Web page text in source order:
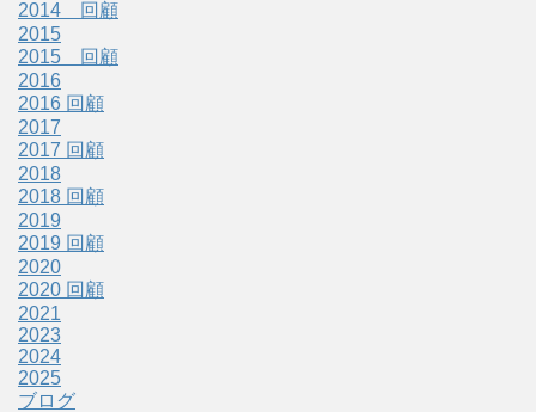
2014 回顧
2015
2015 回顧
2016
2016 回顧
2017
2017 回顧
2018
2018 回顧
2019
2019 回顧
2020
2020 回顧
2021
2023
2024
2025
ブログ